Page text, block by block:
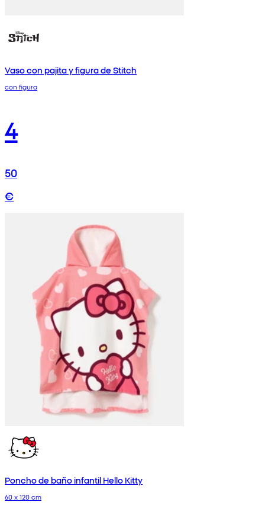
Vaso con pajita y figura de Stitch
con figura
4
50
€
Poncho de baño infantil Hello Kitty
60 x 120 cm